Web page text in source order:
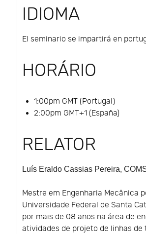
IDIOMA
El seminario se impartirá en
HORÁRIO
1:00pm GMT (Portugal)
2:00pm GMT+1 (España)
RELATOR
Luís Eraldo Cassias Pereira,
Mestre em Engenharia Mecânica
Universidade Federal de Santa
por mais de 08 anos na área de
atividades de projeto de linhas de